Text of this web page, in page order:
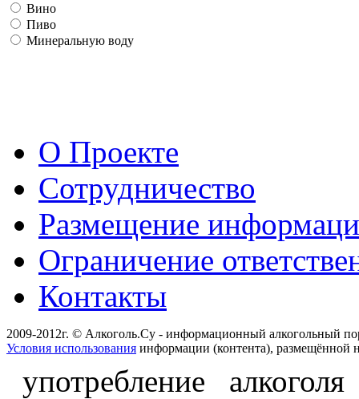
Вино
Пиво
Минеральную воду
О Проекте
Сотрудничество
Размещение
Ограничение
Контакты
2009-2012г. © Алкоголь.Су - информационный алкогольный
Условия использования информации (контента), размещённой
употребление